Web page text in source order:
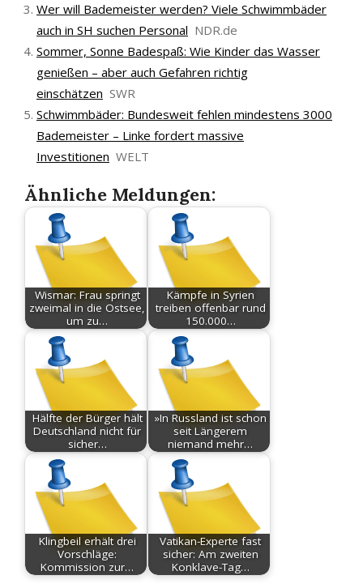
Wer will Bademeister werden? Viele Schwimmbäder
auch in SH suchen Personal NDR.de
Sommer, Sonne Badespaß: Wie Kinder das Wasser
genießen – aber auch Gefahren richtig
einschätzen SWR
Schwimmbäder: Bundesweit fehlen mindestens 3000
Bademeister – Linke fordert massive
Investitionen WELT
Ähnliche Meldungen:
Wismar: Frau springt
zweimal in die Ostsee,
um zu…
Kämpfe in Syrien
treiben offenbar rund
150.000…
Hälfte der Bürger hält
Deutschland nicht für
sicher…
»In Russland ist schon
seit Längerem
niemand mehr…
Klingbeil erhält drei
Vorschläge:
Kommission zur…
Vatikan-Experte fast
sicher: Am zweiten
Konklave-Tag…